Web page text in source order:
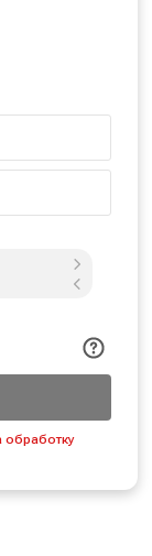
обработку